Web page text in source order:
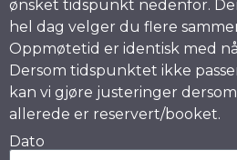
ønsket tidspunkt nedenfor.
hel dag velger du flere
Oppmøtetid er identisk med
Dersom tidspunktet ikke
kan vi gjøre justeringer
allerede er reservert/booket.
Dato